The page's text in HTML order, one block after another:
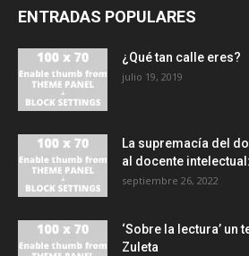
ENTRADAS POPULARES
¿Qué tan calle eres?
julio 19, 2019
La supremacía del
al docente
septiembre 26, 2022
‘Sobre la lectura’ un
Zuleta